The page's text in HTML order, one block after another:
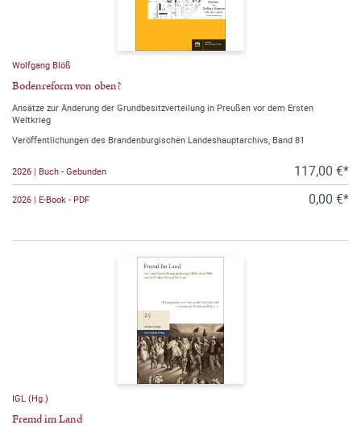
Wolfgang Blöß
Bodenreform von oben?
Ansätze zur Änderung der Grundbesitzverteilung in Preußen vor dem Ersten
Weltkrieg
Veröffentlichungen des Brandenburgischen Landeshauptarchivs, Band 81
2026 | Buch - Gebunden 117,00 €*
2026 | E-Book - PDF 0,00 €*
IGL (Hg.)
Fremd im Land